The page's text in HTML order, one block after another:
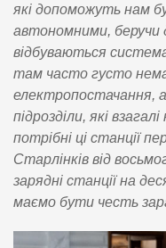
які допоможуть нам
автономними,
відбуваються
там часто густо
електропостачання,
підрозділи, які
потрібні ці станції
Старлінків від
зарядні станції на
маємо бути честь